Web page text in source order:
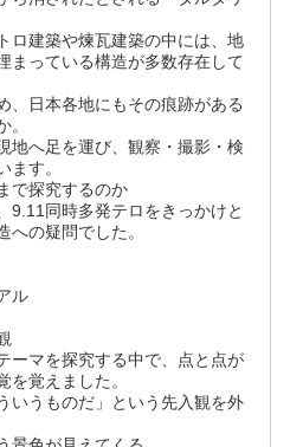
ロ建築や煉瓦建築の中には、地
まっている構造が多数存在して
、日本各地にもその痕跡がある
。
地へ足を運び、観察・撮影・検
ます。
で探究するのか
9.11同時多発テロをきっかけと
への疑問でした。
ル
ーマを探究する中で、点と点が
を覚えました。
いうものだ」という先入観を外